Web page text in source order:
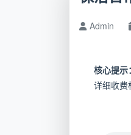
Admin
核心提示：
详细收费